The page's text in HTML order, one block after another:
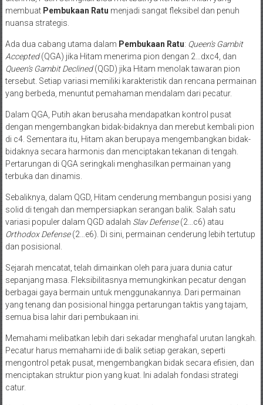
membuat Pembukaan Ratu menjadi sangat fleksibel dan penuh
nuansa strategis.
Ada dua cabang utama dalam Pembukaan Ratu: Queen’s Gambit
Accepted(QGA) jika Hitam menerima pion dengan 2…dxc4, dan
Queen’s Gambit Declined(QGD) jika Hitam menolak tawaran pion
tersebut. Setiap variasi memiliki karakteristik dan rencana permainan
yang berbeda, menuntut pemahaman mendalam dari pecatur.
Dalam QGA, Putih akan berusaha mendapatkan kontrol pusat
dengan mengembangkan bidak-bidaknya dan merebut kembali pion
di c4. Sementara itu, Hitam akan berupaya mengembangkan bidak-
bidaknya secara harmonis dan menciptakan tekanan di tengah.
Pertarungan di QGA seringkali menghasilkan permainan yang
terbuka dan dinamis.
Sebaliknya, dalam QGD, Hitam cenderung membangun posisi yang
solid di tengah dan mempersiapkan serangan balik. Salah satu
variasi populer dalam QGD adalah Slav Defense(2…c6) atau
Orthodox Defense(2…e6). Di sini, permainan cenderung lebih tertutup
dan posisional.
Sejarah mencatat, telah dimainkan oleh para juara dunia catur
sepanjang masa. Fleksibilitasnya memungkinkan pecatur dengan
berbagai gaya bermain untuk menggunakannya. Dari permainan
yang tenang dan posisional hingga pertarungan taktis yang tajam,
semua bisa lahir dari pembukaan ini.
Memahami melibatkan lebih dari sekadar menghafal urutan langkah.
Pecatur harus memahami ide di balik setiap gerakan, seperti
mengontrol petak pusat, mengembangkan bidak secara efisien, dan
menciptakan struktur pion yang kuat. Ini adalah fondasi strategi
catur.